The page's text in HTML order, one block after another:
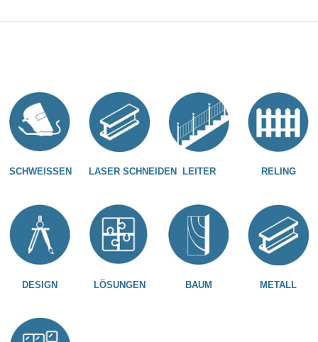
SCHWEISSEN LASER SCHNEIDEN LEITER RELING
DESIGN LÖSUNGEN BAUM METALL